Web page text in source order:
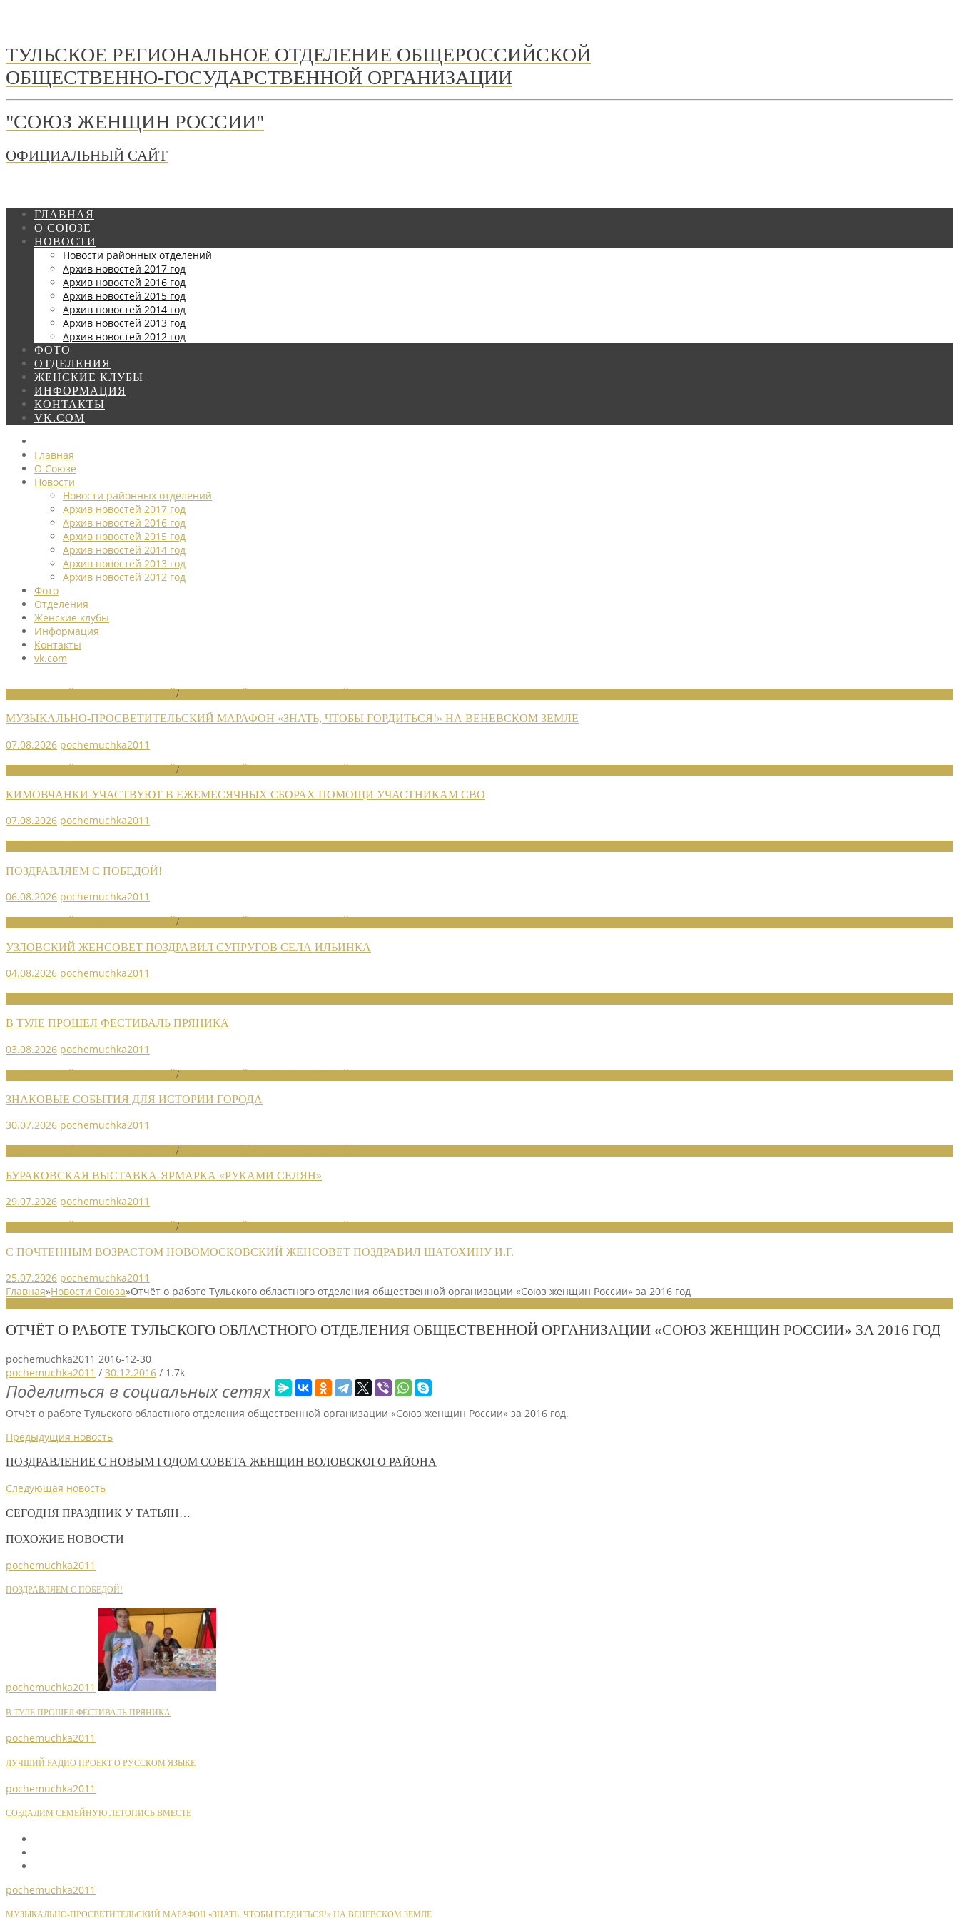
ТУЛЬСКОЕ РЕГИОНАЛЬНОЕ ОТДЕЛЕНИЕ ОБЩЕРОССИЙСКОЙ
ОБЩЕСТВЕННО-ГОСУДАРСТВЕННОЙ ОРГАНИЗАЦИИ
"СОЮЗ ЖЕНЩИН РОССИИ"
ОФИЦИАЛЬНЫЙ САЙТ
ГЛАВНАЯ
О СОЮЗЕ
НОВОСТИ
Новости районных отделений
Архив новостей 2017 год
Архив новостей 2016 год
Архив новостей 2015 год
Архив новостей 2014 год
Архив новостей 2013 год
Архив новостей 2012 год
ФОТО
ОТДЕЛЕНИЯ
ЖЕНСКИЕ КЛУБЫ
ИНФОРМАЦИЯ
КОНТАКТЫ
VK.COM
Главная
О Союзе
Новости
Новости районных отделений
Архив новостей 2017 год
Архив новостей 2016 год
Архив новостей 2015 год
Архив новостей 2014 год
Архив новостей 2013 год
Архив новостей 2012 год
Фото
Отделения
Женские клубы
Информация
Контакты
vk.com
/
МУЗЫКАЛЬНО-ПРОСВЕТИТЕЛЬСКИЙ МАРАФОН «ЗНАТЬ, ЧТОБЫ ГОРДИТЬСЯ!» НА ВЕНЕВСКОМ ЗЕМЛЕ
07.08.2026 pochemuchka2011
/
КИМОВЧАНКИ УЧАСТВУЮТ В ЕЖЕМЕСЯЧНЫХ СБОРАХ ПОМОЩИ УЧАСТНИКАМ СВО
07.08.2026 pochemuchka2011
ПОЗДРАВЛЯЕМ С ПОБЕДОЙ!
06.08.2026 pochemuchka2011
/
УЗЛОВСКИЙ ЖЕНСОВЕТ ПОЗДРАВИЛ СУПРУГОВ СЕЛА ИЛЬИНКА
04.08.2026 pochemuchka2011
В ТУЛЕ ПРОШЕЛ ФЕСТИВАЛЬ ПРЯНИКА
03.08.2026 pochemuchka2011
/
ЗНАКОВЫЕ СОБЫТИЯ ДЛЯ ИСТОРИИ ГОРОДА
30.07.2026 pochemuchka2011
/
БУРАКОВСКАЯ ВЫСТАВКА-ЯРМАРКА «РУКАМИ СЕЛЯН»
29.07.2026 pochemuchka2011
/
С ПОЧТЕННЫМ ВОЗРАСТОМ НОВОМОСКОВСКИЙ ЖЕНСОВЕТ ПОЗДРАВИЛ ШАТОХИНУ И.Г.
25.07.2026 pochemuchka2011
Главная»Новости Союза»Отчёт о работе Тульского областного отделения общественной организации «Союз женщин России» за 2016 год
ОТЧЁТ О РАБОТЕ ТУЛЬСКОГО ОБЛАСТНОГО ОТДЕЛЕНИЯ ОБЩЕСТВЕННОЙ ОРГАНИЗАЦИИ «СОЮЗ ЖЕНЩИН РОССИИ» ЗА 2016 ГОД
pochemuchka2011 2016-12-30
pochemuchka2011 / 30.12.2016 / 1.7k
Поделиться в социальных сетях
Отчёт о работе Тульского областного отделения общественной организации «Союз женщин России» за 2016 год.
Предыдущия новость
ПОЗДРАВЛЕНИЕ С НОВЫМ ГОДОМ СОВЕТА ЖЕНЩИН ВОЛОВСКОГО РАЙОНА
Следующая новость
СЕГОДНЯ ПРАЗДНИК У ТАТЬЯН…
ПОХОЖИЕ НОВОСТИ
pochemuchka2011
ПОЗДРАВЛЯЕМ С ПОБЕДОЙ!
pochemuchka2011
В ТУЛЕ ПРОШЕЛ ФЕСТИВАЛЬ ПРЯНИКА
pochemuchka2011
ЛУЧШИЙ РАДИО ПРОЕКТ О РУССКОМ ЯЗЫКЕ
pochemuchka2011
СОЗДАДИМ СЕМЕЙНУЮ ЛЕТОПИСЬ ВМЕСТЕ
pochemuchka2011
МУЗЫКАЛЬНО-ПРОСВЕТИТЕЛЬСКИЙ МАРАФОН «ЗНАТЬ, ЧТОБЫ ГОРДИТЬСЯ!» НА ВЕНЕВСКОМ ЗЕМЛЕ